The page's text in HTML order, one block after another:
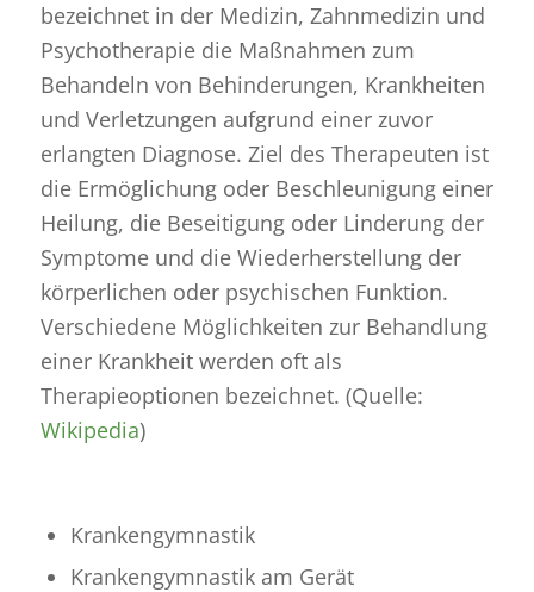
bezeichnet in der Medizin, Zahnmedizin und
Psychotherapie die Maßnahmen zum
Behandeln von Behinderungen, Krankheiten
und Verletzungen aufgrund einer zuvor
erlangten Diagnose. Ziel des Therapeuten ist
die Ermöglichung oder Beschleunigung einer
Heilung, die Beseitigung oder Linderung der
Symptome und die Wiederherstellung der
körperlichen oder psychischen Funktion.
Verschiedene Möglichkeiten zur Behandlung
einer Krankheit werden oft als
Therapieoptionen bezeichnet. (Quelle:
Wikipedia)
Krankengymnastik
Krankengymnastik am Gerät